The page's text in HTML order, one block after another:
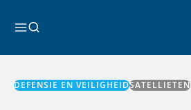
naar Zoeken
DEFENSIE EN VEILIGHEIDSATELLIETEN